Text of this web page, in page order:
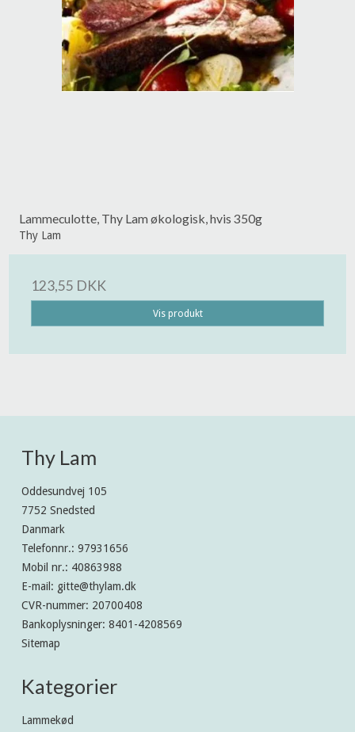
Lammeculotte, Thy Lam økologisk, hvis 350g
Thy Lam
123,55 DKK
Vis produkt
Thy Lam
Oddesundvej 105
7752 Snedsted
Danmark
Telefonnr.: 97931656
Mobil nr.: 40863988
E-mail : gitte@thylam.dk
CVR-nummer: 20700408
Bankoplysninger: 8401-4208569
Sitemap
Kategorier
Lammekød